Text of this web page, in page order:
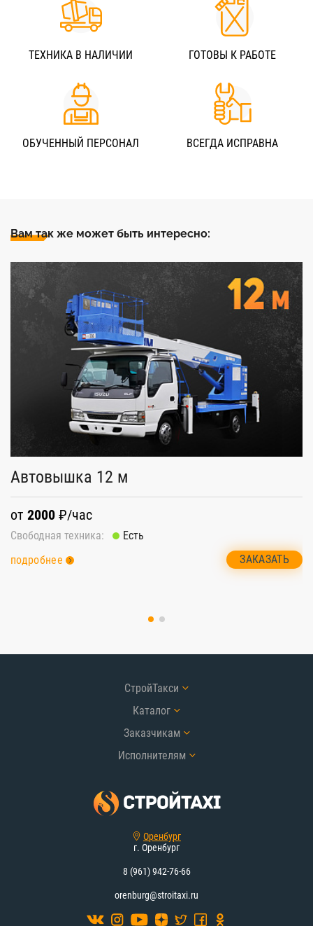
ТЕХНИКА В НАЛИЧИИ ГОТОВЫ К РАБОТЕ
ОБУЧЕННЫЙ ПЕРСОНАЛ ВСЕГДА ИСПРАВНА
Вам так же может быть интересно:
Автовышка 12 м
от 2000 ₽/час
Свободная техника:
Есть
подробнее
ЗАКАЗАТЬ
СтройТакси
Каталог
Заказчикам
Исполнителям
Оренбург
г. Оренбург
8 (961) 942-76-66
orenburg@stroitaxi.ru